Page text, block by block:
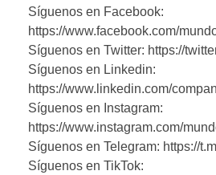
Síguenos en Facebook:
https://www.facebook.com/
Síguenos en Twitter: https://
Síguenos en Linkedin:
https://www.linkedin.com/
Síguenos en Instagram:
https://www.instagram.com/
Síguenos en Telegram: https://
Síguenos en TikTok: